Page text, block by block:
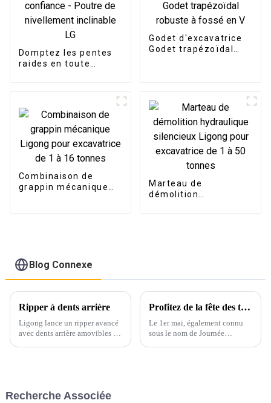
Domptez les pentes
raides en toute
Godet d'excavatrice
Godet trapézoïdal
Combinaison de
grappin mécanique
Marteau de
démolition
Blog Connexe
Ripper à dents arrière
Ligong lance un ripper avancé
avec dents arrière amovibles :
avec dents arrière amovibles...
Profitez de la fête des travailleurs
Le 1er mai, également connu
sous le nom de Journée
Recherche Associée